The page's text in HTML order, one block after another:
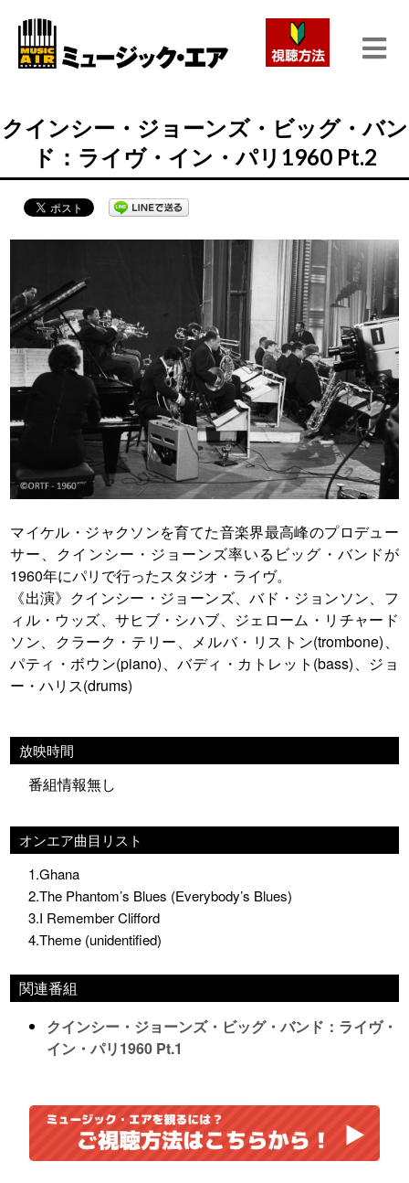
クインシー・ジョーンズ・ビッグ・バン
ド：ライヴ・イン・パリ1960 Pt.2
マイケル・ジャクソンを育てた音楽界最高峰のプロデュー
サー、クインシー・ジョーンズ率いるビッグ・バンドが
1960年にパリで行ったスタジオ・ライヴ。
《出演》クインシー・ジョーンズ、バド・ジョンソン、フ
ィル・ウッズ、サヒブ・シハブ、ジェローム・リチャード
ソン、クラーク・テリー、メルバ・リストン(trombone)、
パティ・ボウン(piano)、バディ・カトレット(bass)、ジョ
ー・ハリス(drums)
放映時間
番組情報無し
オンエア曲目リスト
1.Ghana
2.The Phantom’s Blues (Everybody’s Blues)
3.I Remember Clifford
4.Theme (unidentified)
関連番組
クインシー・ジョーンズ・ビッグ・バンド：ライヴ・
イン・パリ1960 Pt.1